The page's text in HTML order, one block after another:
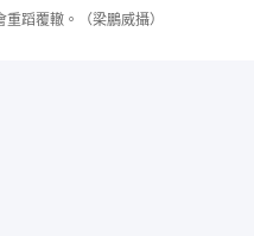
蹈覆轍。（梁鵬威攝）